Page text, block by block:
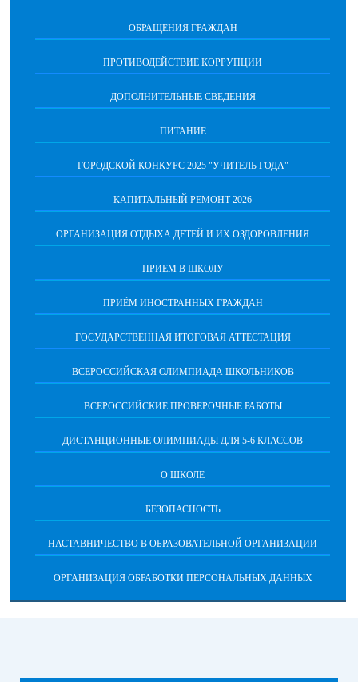
ОБРАЩЕНИЯ ГРАЖДАН
ПРОТИВОДЕЙСТВИЕ КОРРУПЦИИ
ДОПОЛНИТЕЛЬНЫЕ СВЕДЕНИЯ
ПИТАНИЕ
ГОРОДСКОЙ КОНКУРС 2025 "УЧИТЕЛЬ ГОДА"
КАПИТАЛЬНЫЙ РЕМОНТ 2026
ОРГАНИЗАЦИЯ ОТДЫХА ДЕТЕЙ И ИХ ОЗДОРОВЛЕНИЯ
ПРИЕМ В ШКОЛУ
ПРИЁМ ИНОСТРАННЫХ ГРАЖДАН
ГОСУДАРСТВЕННАЯ ИТОГОВАЯ АТТЕСТАЦИЯ
ВСЕРОССИЙСКАЯ ОЛИМПИАДА ШКОЛЬНИКОВ
ВСЕРОССИЙСКИЕ ПРОВЕРОЧНЫЕ РАБОТЫ
ДИСТАНЦИОННЫЕ ОЛИМПИАДЫ ДЛЯ 5-6 КЛАССОВ
О ШКОЛЕ
БЕЗОПАСНОСТЬ
НАСТАВНИЧЕСТВО В ОБРАЗОВАТЕЛЬНОЙ ОРГАНИЗАЦИИ
ОРГАНИЗАЦИЯ ОБРАБОТКИ ПЕРСОНАЛЬНЫХ ДАННЫХ